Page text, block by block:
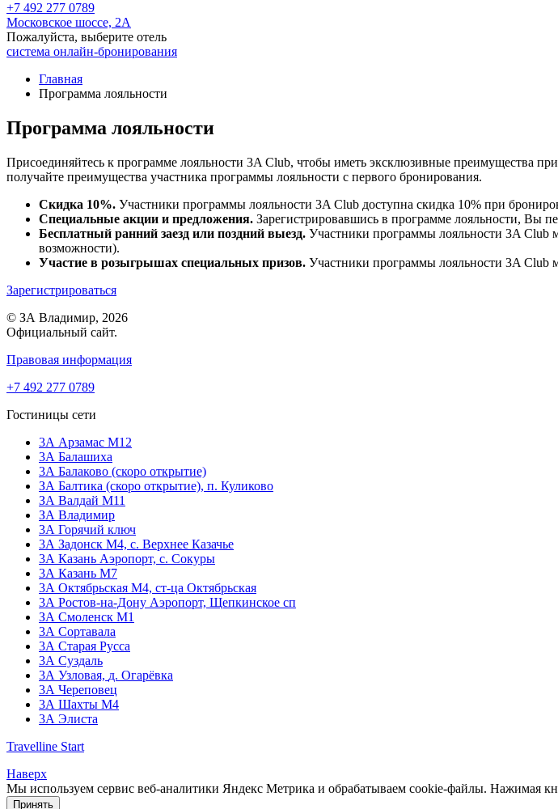
+7 492 277 0789
Московское шоссе, 2А
Пожалуйста, выберите отель
система онлайн-бронирования
Главная
Программа лояльности
Программа лояльности
Присоединяйтесь к программе лояльности 3A Club, чтобы иметь эксклюзивные преимущества
получайте преимущества участника программы лояльности с первого бронирования.
Скидка 10%. Участники программы лояльности 3A Club доступна скидка 10% при
Специальные акции и предложения. Зарегистрировавшись в программе лояльности, Вы
Бесплатный ранний заезд или поздний выезд. Участники программы лояльности 3A Club
возможности).
Участие в розыгрышах специальных призов. Участники программы лояльности 3A Club
Зарегистрироваться
© ЗА Владимир, 2026
Официальный сайт.
Правовая информация
+7 492 277 0789
Гостиницы сети
3А Арзамас М12
3А Балашиха
3А Балаково (скоро открытие)
ЗА Балтика (скоро открытие), п. Куликово
ЗА Валдай M11
ЗА Владимир
3А Горячий ключ
3А Задонск М4, с. Верхнее Казачье
3А Казань Аэропорт, с. Сокуры
3А Казань М7
3А Октябрьская М4, ст-ца Октябрьская
3А Ростов-на-Дону Аэропорт, Щепкинское сп
ЗА Смоленск М1
3А Сортавала
3А Старая Русса
3А Суздаль
3А Узловая, д. Огарёвка
3А Череповец
3А Шахты М4
3А Элиста
Travelline Start
Наверх
Мы используем сервис веб-аналитики Яндекс Метрика и обрабатываем cookie-файлы. Нажимая
Принять